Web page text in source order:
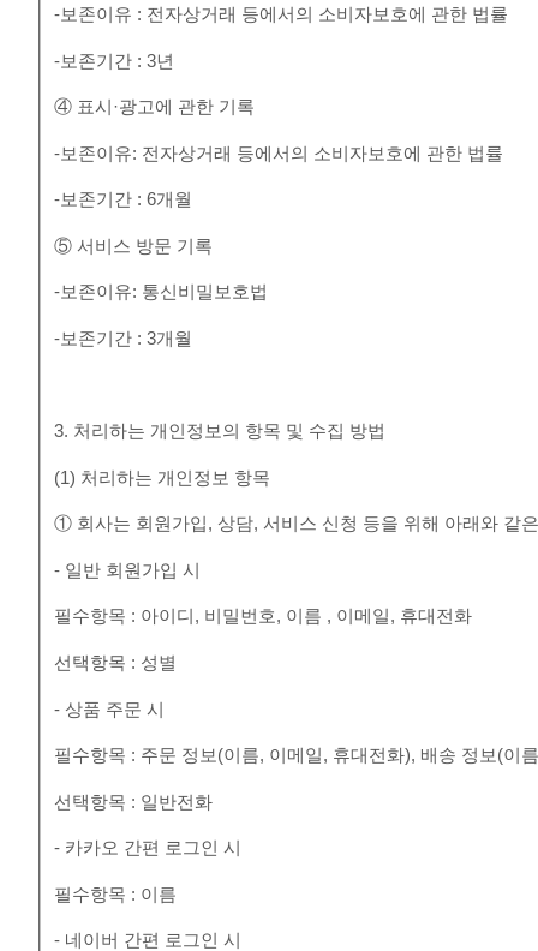
-보존이유 : 전자상거래 등에서의 소비자보호에 관한 법률
-보존기간 : 3년
④ 표시·광고에 관한 기록
-보존이유: 전자상거래 등에서의 소비자보호에 관한 법률
-보존기간 : 6개월
⑤ 서비스 방문 기록
-보존이유: 통신비밀보호법
-보존기간 : 3개월
3. 처리하는 개인정보의 항목 및 수집 방법
(1) 처리하는 개인정보 항목
① 회사는 회원가입, 상담, 서비스 신청 등을 위해 아래와 같
- 일반 회원가입 시
필수항목 : 아이디, 비밀번호, 이름 , 이메일, 휴대전화
선택항목 : 성별
- 상품 주문 시
필수항목 : 주문 정보(이름, 이메일, 휴대전화), 배송 정보(이
선택항목 : 일반전화
- 카카오 간편 로그인 시
필수항목 : 이름
- 네이버 간편 로그인 시